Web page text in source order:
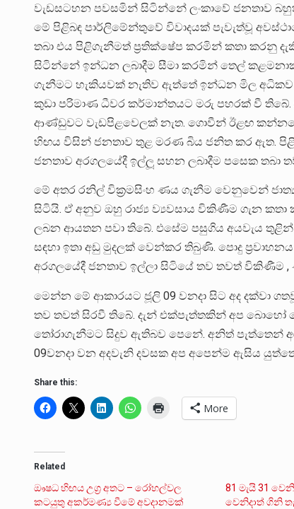
වැඩසටහන පවසමින් සිටින්නේ ලංකාවේ ජනතාව
මේ පිළිබඳ පාර්ලිමේන්තුවේ විවාදයක් පැවැත්වූ
තබා එය පිළිගැනීමත් ප්‍රතික්ෂේප කරමින් කතා කරනු
සිටින්නේ ඉන්ධන ලබාදීම සීමා කරමින් තෙල්
ගැනීමට හැකියවක් නැතිව ඇත්තේ ඉන්ධන මිල
කුඩා පරිමාණ ධීවර කර්මාන්තයට මරු පහරක් වී
ආණ්ඩුවට වැඩපිළවෙලක් නැත. ගොවීන් ඊළඟ
හිඟය විසින් ජනතාව තුළ මරණ බිය ජනිත කර ඇත.
ජනතාව අරගලයේදී ඉල්ලූ සහන ලබාදීම පසෙක තබා
මේ අතර රනිල් වික්‍රමසිංහ ණය ගැනීම වෙනුවෙන්
සිටියි. ඒ අනුව ඔහු රාජ්‍ය ව්‍යවසාය විකිණීම ගැන
ලබන ආයතන පවා තිබේ. එසේම පසුගිය අයවැය තුළින්
සඳහා ඉතා අඩු මුදලක් වෙන්කර තිබුණි. පොදු
අරගලයේදී ජනතාව ඉල්ලා සිටියේ තව තවත් විකිණීම
මෙන්න මේ ආකාරයට ජූලි 09 වනදා සිට අද දක්වා
තව තවත් සිරවී තිබේ. දැන් එක්පැත්තකින් අප
තෝරාගැනීමට සිදුව ඇතිබව පෙනේ. අනිත් පැත්තෙන්
09වනදා වන අදවැනි දවසක අප අපෙන්ම ඇසිය
Share this:
More
Related
ඖෂධ හිඟය උග්‍ර අතට – රෝහල්වල
කටයුතු අකර්මණ්‍ය වීමේ අවදානමක්
81 මැයි 31
වෙනිදාත් ගිනි